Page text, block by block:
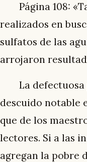
Página 108:
realizados en
sulfatos de las
arrojaron
La
descuido notable
que de los
lectores. Si a las
agregan la pobre